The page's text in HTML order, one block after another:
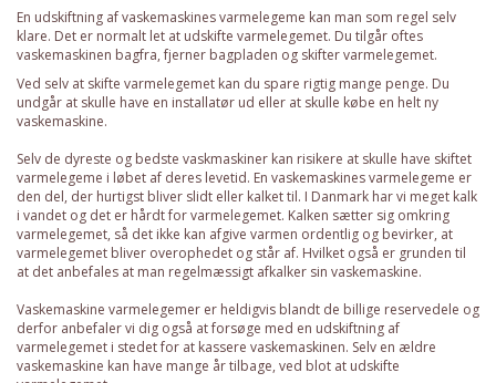
En udskiftning af vaskemaskines varmelegeme kan man som regel selv
klare. Det er normalt let at udskifte varmelegemet. Du tilgår oftes
vaskemaskinen bagfra, fjerner bagpladen og skifter varmelegemet.
Ved selv at skifte varmelegemet kan du spare rigtig mange penge. Du
undgår at skulle have en installatør ud eller at skulle købe en helt ny
vaskemaskine.
Selv de dyreste og bedste vaskmaskiner kan risikere at skulle have skiftet
varmelegeme i løbet af deres levetid. En vaskemaskines varmelegeme er
den del, der hurtigst bliver slidt eller kalket til. I Danmark har vi meget kalk
i vandet og det er hårdt for varmelegemet. Kalken sætter sig omkring
varmelegemet, så det ikke kan afgive varmen ordentlig og bevirker, at
varmelegemet bliver overophedet og står af. Hvilket også er grunden til
at det anbefales at man regelmæssigt afkalker sin vaskemaskine.
Vaskemaskine varmelegemer er heldigvis blandt de billige reservedele og
derfor anbefaler vi dig også at forsøge med en udskiftning af
varmelegemet i stedet for at kassere vaskemaskinen. Selv en ældre
vaskemaskine kan have mange år tilbage, ved blot at udskifte